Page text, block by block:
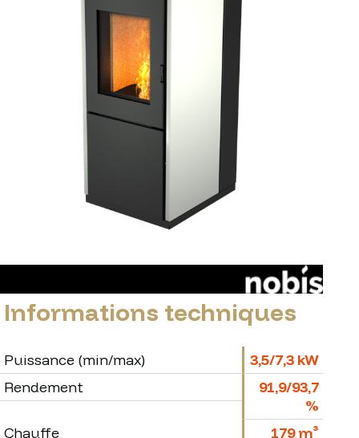
Informations techniques
Puissance (min/max)
3,5/7,3 kW
Rendement
91,9/93,7
%
Chauffe
179 m³